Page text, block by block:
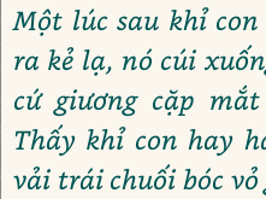
Một lúc sau khỉ
ra kẻ lạ, nó cúi
cứ giương cặp
Thấy khỉ con hay
vải trái chuối bóc